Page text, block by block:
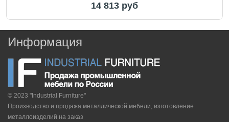
14 813 руб
Информация
© 2023 "Industrial Furniture"
Производство и продажа металлической мебели, изготовление
металлоизделий на заказ